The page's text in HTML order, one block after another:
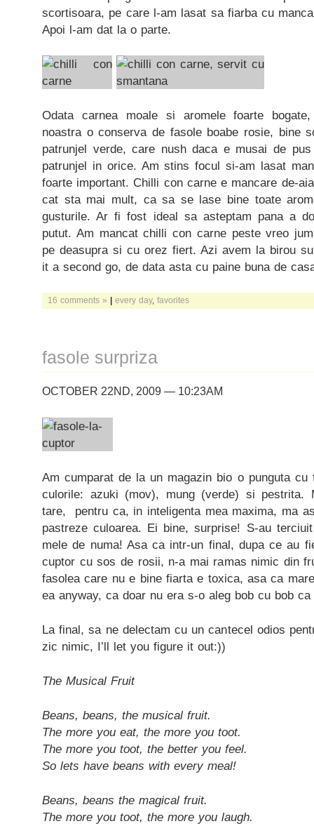
scortisoara, pe care l-am lasat sa fiarba cu
Apoi l-am dat la o parte.
Odata carnea moale si aromele foarte
noastra o conserva de fasole boabe rosie, bine
patrunjel verde, care nush daca e musai de
patrunjel in orice. Am stins focul si-am lasat
foarte important. Chilli con carne e mancare de-
cat sta mai mult, ca sa se lase bine toate
gusturile. Ar fi fost ideal sa asteptam pana a
putut. Am mancat chilli con carne peste vreo
pe deasupra si cu orez fiert. Azi avem la birou
it a second go, de data asta cu paine buna de
16 comments » | every day, favorites
fasole surpriza
OCTOBER 22ND, 2009 — 10:23AM
Am cumparat de la un magazin bio o punguta cu
culorile: azuki (mov), mung (verde) si pestrita.
tare, pentru ca, in inteligenta mea maxima, ma
pastreze culoarea. Ei bine, surprise! S-au
mele de numa! Asa ca intr-un final, dupa ce au
cuptor cu sos de rosii, n-a mai ramas nimic din
fasolea care nu e bine fiarta e toxica, asa ca
ea anyway, ca doar nu era s-o aleg bob cu bob ca
La final, sa ne delectam cu un cantecel odios
zic nimic, I’ll let you figure it out:))
The Musical Fruit
Beans, beans, the musical fruit.
The more you eat, the more you toot.
The more you toot, the better you feel.
So lets have beans with every meal!
Beans, beans the magical fruit.
The more you toot, the more you laugh.